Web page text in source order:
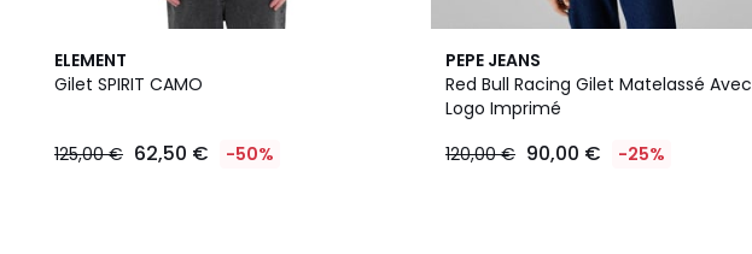
ELEMENT
Gilet SPIRIT CAMO
125,00 € 62,50 € -50%
PEPE JEANS
Red Bull Racing Gilet Matelassé Avec
Logo Imprimé
120,00 € 90,00 € -25%